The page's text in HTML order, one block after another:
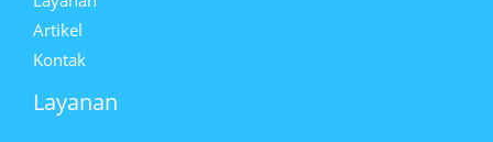
Artikel
Kontak
Layanan